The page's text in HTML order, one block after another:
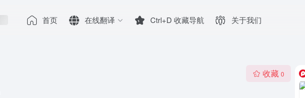
首页 在线翻译 Ctrl+D 收藏导航 关于我们
收藏 0